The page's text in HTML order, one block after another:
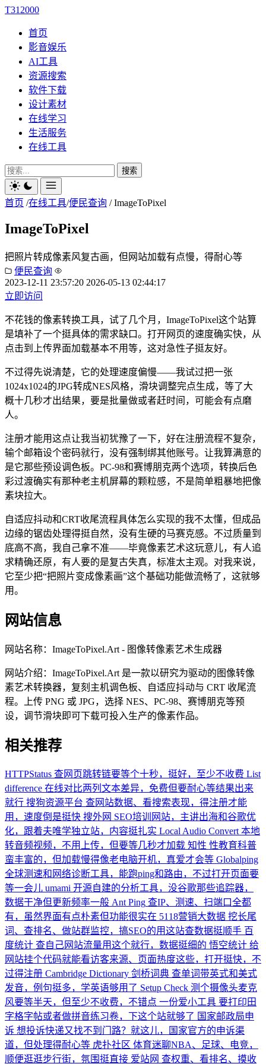
T312000
首页
影音娱乐
AI工具
资源搜索
软件下载
设计素材
在线学习
生活服务
在线工具
搜索
首页 /在线工具/便民查询 / ImageToPixel
ImageToPixel
把照片转成像素风复古画，但网站加载有点慢，得耐心等
便民查询
2023-12-11 23:57:20 2026-05-13 02:44:17
立即访问
不花钱的像素转换工具，试了几个月，ImageToPixel这个站算
是填补了一个挺具体的需求缺口。打开网页的速度确实快，从
点击到上传界面加载基本不用等，这对急性子挺友好。
不过得先说清楚，它的处理速度偏慢——我试过把一张
1024x1024的JPG转成NES风格，滑块调整完点生成，等了大
概十几秒才出结果，要是批量做或者赶时间，可能会有点磨
人。
注册才能用这点让我当初犹豫了一下，好在注册流程不复杂，
输个邮箱设个密码就行，没有强制绑其他账号。让我算满意的
是它那些预设调色板。PC-98和赛博朋克两个选项，转换后色
彩过渡确实有那种老主机屏幕的颗粒感，不是简单粗暴地把像
素块拉大。
自适应抖动和CRT收尾流程具体怎么实现的我不太懂，但成品
边缘的锯齿处理得挺自然，没有生硬的马赛克感。不过质量到
底高不高，我自己拿不准——毕竟像素艺术这玩意儿，有人追
求精确还原，有人要的是复古失真，标准太主观。对我来说，
它至少把“把照片变成像素画”这个基础功能做流畅了，这就够
用。
网站信息
网站名称： ImageToPixel.Art - 图像转像素艺术生成器
网站介绍： ImageToPixel.Art 是一款以研究为驱动的图像转像
素艺术转换器，复刻主机调色板、自适应抖动与 CRT 收尾流
程。上传 PNG 或 JPG，选择 NES、PC-98、赛博朋克等预
设，调节滑块即可下载可投入生产的像素作品。
相关推荐
HTTPStatus 查网页跳转链要等个十秒，挺好，至少不收费 List
difference 在线对比两列文本差异，免费但要耐心等结果出来
就行 搜狗资源平台 查网站数据、看搜索表现，得注册才能
用，速度倒是挺快 搜外网 SEO培训网站，主讲出海和谷歌优
化，跟着夫唯学独立站，内容挺扎实 Local Audio Convert 本地
转音频视频，不用上传，但要等几秒才加载 知性 性教育科普
蛮丰富的，但加载慢得像老电脑开机，真爱才会等 Globalping
全球测速和网络诊断工具，能跑ping和路由，不过打开页面要
等一会儿 umami 开源自建的分析工具，没谷歌那些追踪器，
数据干净但更新频率一般 Ant Ping 查IP、测速、扫端口全都
有，虽然界面有点朴素但功能很实在 5118营销大数据 挖长尾
词、查排名、做站群监控，搞SEO的用这站查数据挺顺手 百
度统计 查自己网站流量用这个就行，数据挺细的 悟空统计 给
网站挂个代码就能看访客来源、页面热度这些，打开挺快，不
过得注册 Cambridge Dictionary 剑桥词典 查单词带英式和美式
发音，例句挺多，学英语够用了 Setup Check 测个摄像头麦克
风要等半天，但至少不收费，不错点 一份爱小工具 要打印田
字格字帖或者做拼音练习卷，下这个站就够了 国家邮政局申
诉 想投诉快递又找不到门路？就这儿，国家官方的申诉渠
道，但处理得耐心等 虎扑社区 体育迷聊NBA、足球、电竞，
顺便逛逛步行街，氛围挺直接 爱站网 查权重、看排名、摸收